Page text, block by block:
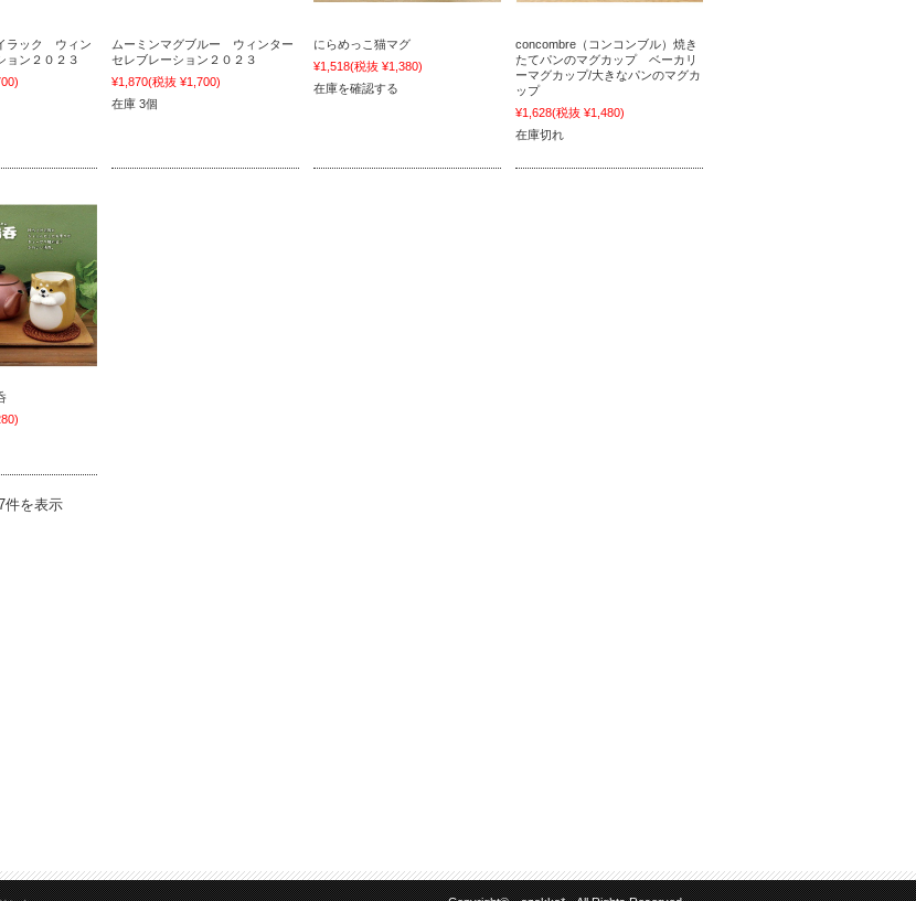
ラック ウィン
ョン２０２３
ムーミンマグブルー ウィンター
セレブレーション２０２３
¥1,870(税抜 ¥1,700)
在庫 3個
にらめっこ猫マグ
¥1,518(税抜 ¥1,380)
在庫を確認する
concombre（コンコンブル）焼き
たてパンのマグカップ ベーカリ
ーマグカップ/大きなパンのマグカ
ップ
¥1,628(税抜 ¥1,480)
在庫切れ
件を表示